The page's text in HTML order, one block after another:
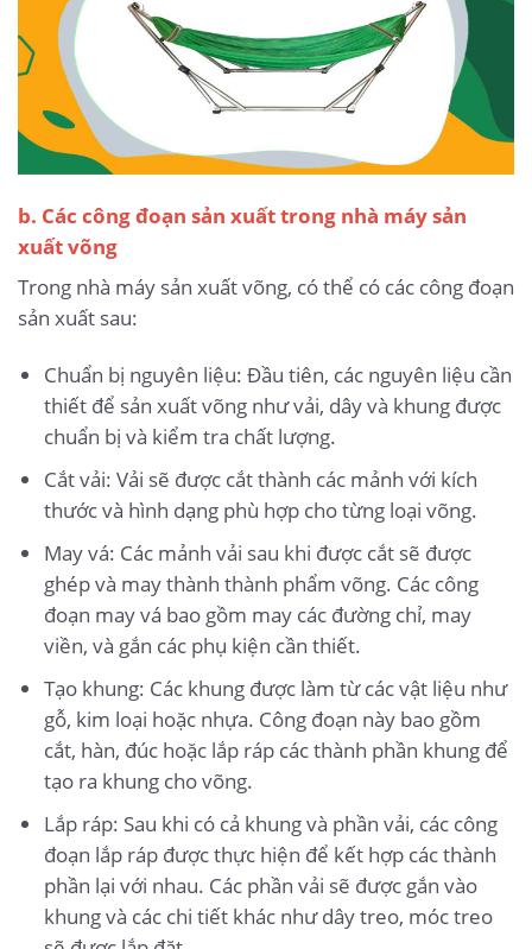
b. Các công đoạn sản xuất trong nhà máy sản
xuất võng
Trong nhà máy sản xuất võng, có thể có các công đoạn
sản xuất sau:
Chuẩn bị nguyên liệu: Đầu tiên, các nguyên liệu cần
thiết để sản xuất võng như vải, dây và khung được
chuẩn bị và kiểm tra chất lượng.
Cắt vải: Vải sẽ được cắt thành các mảnh với kích
thước và hình dạng phù hợp cho từng loại võng.
May vá: Các mảnh vải sau khi được cắt sẽ được
ghép và may thành thành phẩm võng. Các công
đoạn may vá bao gồm may các đường chỉ, may
viền, và gắn các phụ kiện cần thiết.
Tạo khung: Các khung được làm từ các vật liệu như
gỗ, kim loại hoặc nhựa. Công đoạn này bao gồm
cắt, hàn, đúc hoặc lắp ráp các thành phần khung để
tạo ra khung cho võng.
Lắp ráp: Sau khi có cả khung và phần vải, các công
đoạn lắp ráp được thực hiện để kết hợp các thành
phần lại với nhau. Các phần vải sẽ được gắn vào
khung và các chi tiết khác như dây treo, móc treo